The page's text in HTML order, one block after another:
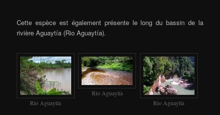
Cette espèce est également présente le long du bassin de la
rivière Aguaytía (Rio Aguaytía).
Rio Aguaytía
Rio Aguaytía
Rio Aguaytía